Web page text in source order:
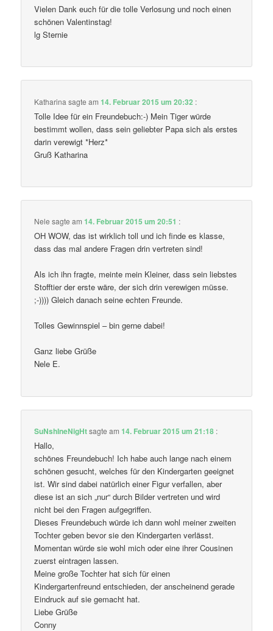
Vielen Dank euch für die tolle Verlosung und noch einen
schönen Valentinstag!
lg Sternie
Katharina sagte am14. Februar 2015 um 20:32 :
Tolle Idee für ein Freundebuch:-) Mein Tiger würde
bestimmt wollen, dass sein geliebter Papa sich als erstes
darin verewigt *Herz*
Gruß Katharina
Nele sagte am14. Februar 2015 um 20:51 :
OH WOW, das ist wirklich toll und ich finde es klasse,
dass das mal andere Fragen drin vertreten sind!
Als ich ihn fragte, meinte mein Kleiner, dass sein liebstes
Stofftier der erste wäre, der sich drin verewigen müsse.
;-)))) Gleich danach seine echten Freunde.
Tolles Gewinnspiel – bin gerne dabei!
Ganz liebe Grüße
Nele E.
SuNshIneNigHtsagte am14. Februar 2015 um 21:18 :
Hallo,
schönes Freundebuch! Ich habe auch lange nach einem
schönen gesucht, welches für den Kindergarten geeignet
ist. Wir sind dabei natürlich einer Figur verfallen, aber
diese ist an sich „nur“ durch Bilder vertreten und wird
nicht bei den Fragen aufgegriffen.
Dieses Freundebuch würde ich dann wohl meiner zweiten
Tochter geben bevor sie den Kindergarten verlässt.
Momentan würde sie wohl mich oder eine ihrer Cousinen
zuerst eintragen lassen.
Meine große Tochter hat sich für einen
Kindergartenfreund entschieden, der anscheinend gerade
Eindruck auf sie gemacht hat.
Liebe Grüße
Conny